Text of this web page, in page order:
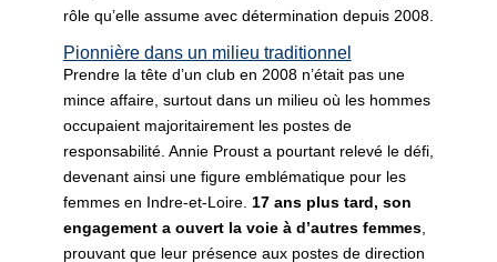
rôle qu’elle assume avec détermination depuis 2008.
Pionnière dans un milieu traditionnel
Prendre la tête d’un club en 2008 n’était pas une
mince affaire, surtout dans un milieu où les hommes
occupaient majoritairement les postes de
responsabilité. Annie Proust a pourtant relevé le défi,
devenant ainsi une figure emblématique pour les
femmes en Indre-et-Loire. 17 ans plus tard, son
engagement a ouvert la voie à d’autres femmes,
prouvant que leur présence aux postes de direction